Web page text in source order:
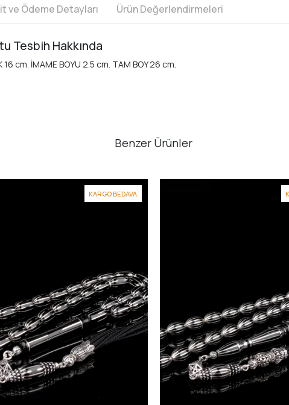
ve Ödeme Detayları Ürün Değerlendirmeleri
Tesbih Hakkında
cm. İMAME BOYU 2.5 cm. TAM BOY 26 cm.
Benzer Ürünler
KARGO BEDAVA